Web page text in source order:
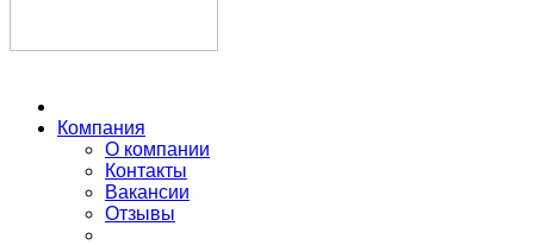
Компания
О компании
Контакты
Вакансии
Отзывы